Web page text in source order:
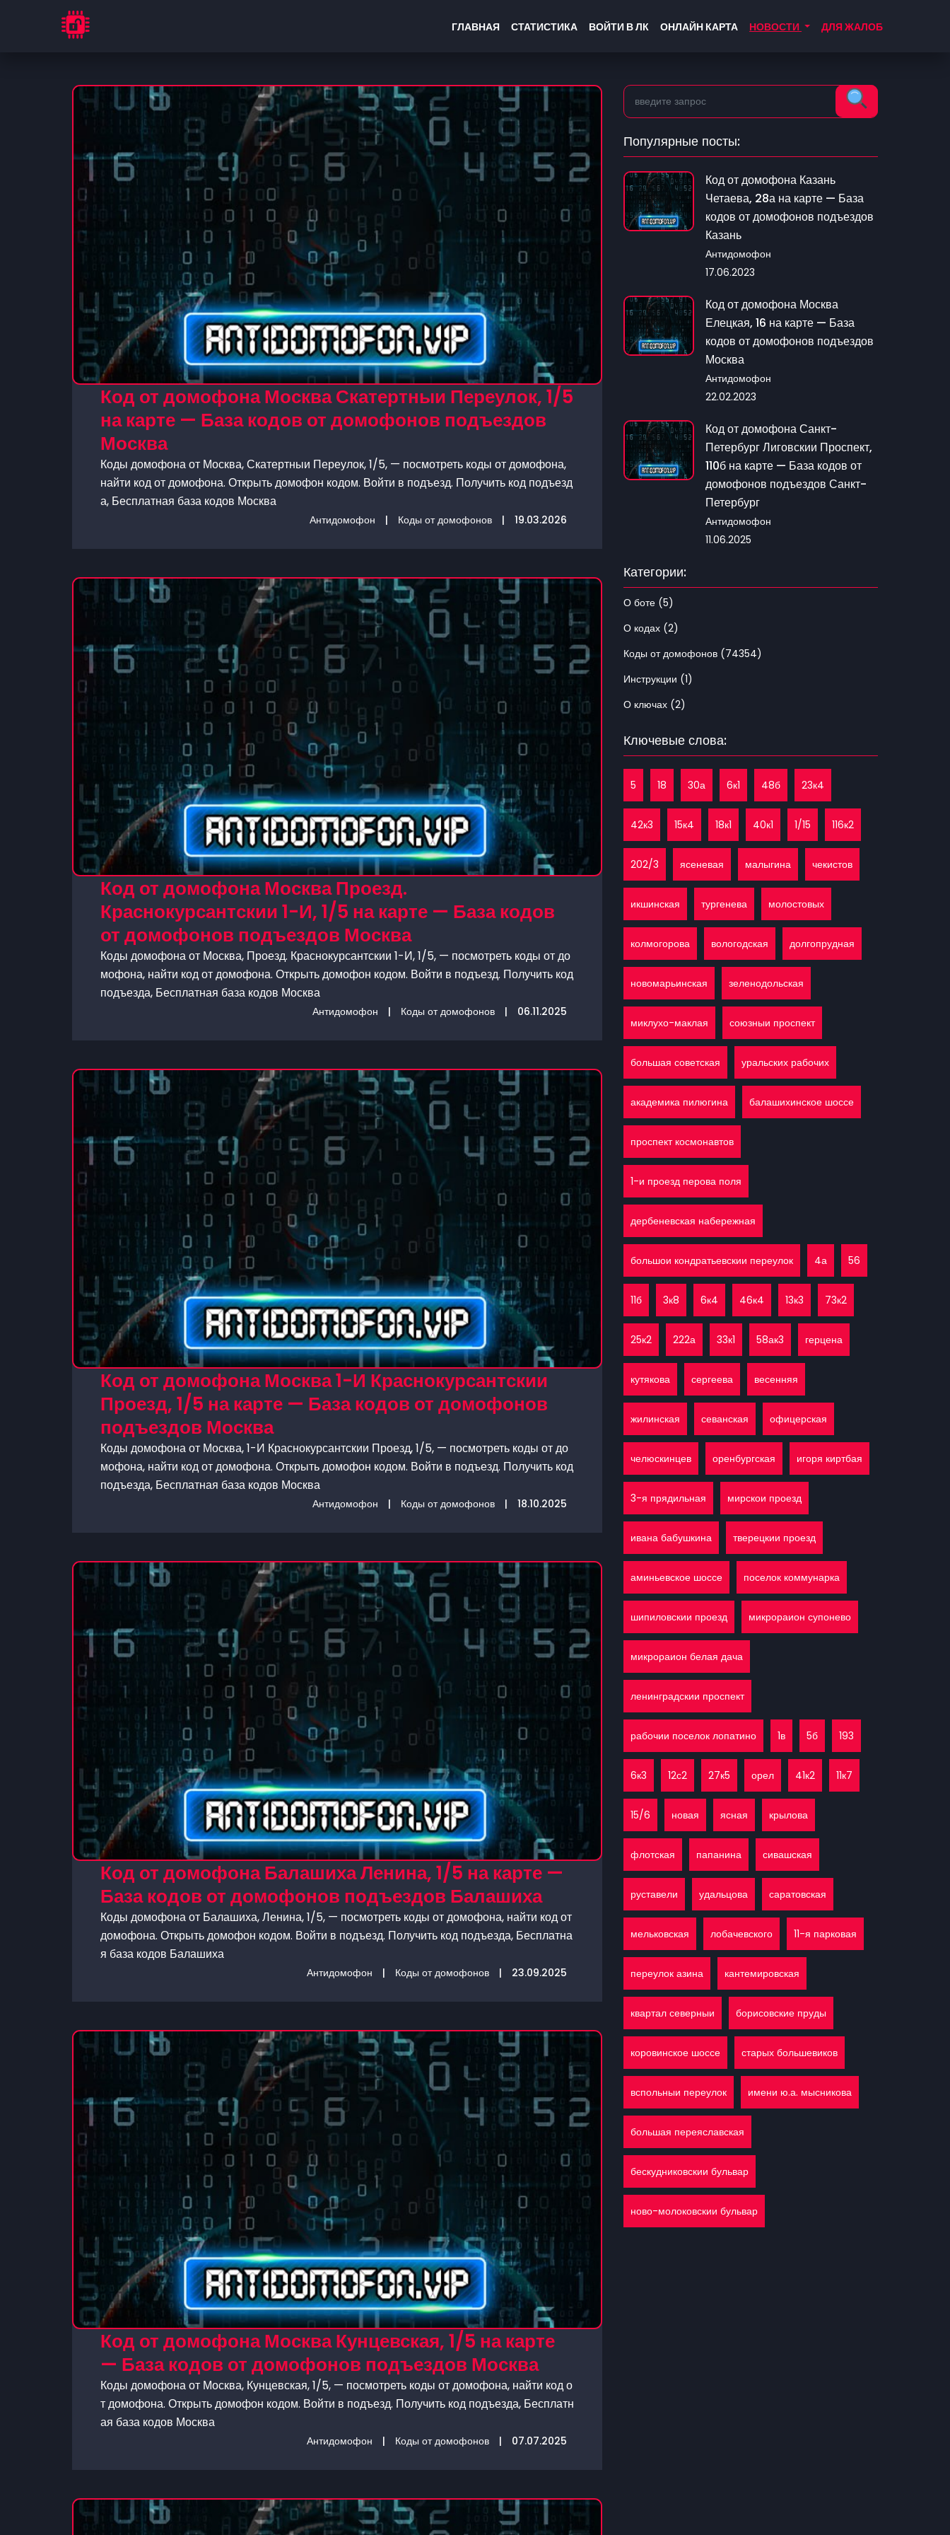
ГЛАВНАЯ СТАТИСТИКА ВОЙТИ В ЛК ОНЛАЙН КАРТА НОВОСТИ ДЛЯ ЖАЛОБ
Код от домофона Москва Скатертныи Переулок, 1/5
на карте — База кодов от домофонов подъездов
Москва
Коды домофона от Москва, Скатертныи Переулок, 1/5, — посмотреть коды от домофона,
найти код от домофона. Открыть домофон кодом. Войти в подъезд. Получить код подъезд
а, Бесплатная база кодов Москва
Антидомофон | Коды от домофонов | 19.03.2026
Код от домофона Москва Проезд.
Краснокурсантскии 1-И, 1/5 на карте — База кодов
от домофонов подъездов Москва
Коды домофона от Москва, Проезд. Краснокурсантскии 1-И, 1/5, — посмотреть коды от до
мофона, найти код от домофона. Открыть домофон кодом. Войти в подъезд. Получить код
подъезда, Бесплатная база кодов Москва
Антидомофон | Коды от домофонов | 06.11.2025
Код от домофона Москва 1-И Краснокурсантскии
Проезд, 1/5 на карте — База кодов от домофонов
подъездов Москва
Коды домофона от Москва, 1-И Краснокурсантскии Проезд, 1/5, — посмотреть коды от до
мофона, найти код от домофона. Открыть домофон кодом. Войти в подъезд. Получить код
подъезда, Бесплатная база кодов Москва
Антидомофон | Коды от домофонов | 18.10.2025
Код от домофона Балашиха Ленина, 1/5 на карте —
База кодов от домофонов подъездов Балашиха
Коды домофона от Балашиха, Ленина, 1/5, — посмотреть коды от домофона, найти код от
домофона. Открыть домофон кодом. Войти в подъезд. Получить код подъезда, Бесплатна
я база кодов Балашиха
Антидомофон | Коды от домофонов | 23.09.2025
Код от домофона Москва Кунцевская, 1/5 на карте
— База кодов от домофонов подъездов Москва
Коды домофона от Москва, Кунцевская, 1/5, — посмотреть коды от домофона, найти код о
т домофона. Открыть домофон кодом. Войти в подъезд. Получить код подъезда, Бесплатн
ая база кодов Москва
Антидомофон | Коды от домофонов | 07.07.2025
Популярные посты:
Код от домофона Казань
Четаева, 28а на карте — База
кодов от домофонов подъездов
Казань
Антидомофон
17.06.2023
Код от домофона Москва
Елецкая, 16 на карте — База
кодов от домофонов подъездов
Москва
Антидомофон
22.02.2023
Код от домофона Санкт-
Петербург Лиговскии Проспект,
110б на карте — База кодов от
домофонов подъездов Санкт-
Петербург
Антидомофон
11.06.2025
Категории:
О боте (5)
О кодах (2)
Коды от домофонов (74354)
Инструкции (1)
О ключах (2)
Ключевые слова:
5 18 30а 6к1 48б 23к4
42к3 15к4 18к1 40к1 1/15 116к2
202/3 ясеневая малыгина чекистов
икшинская тургенева молостовых
колмогорова вологодская долгопрудная
новомарьинская зеленодольская
миклухо-маклая союзныи проспект
большая советская уральских рабочих
академика пилюгина балашихинское шоссе
проспект космонавтов
1-и проезд перова поля
дербеневская набережная
большои кондратьевскии переулок 4а 56
11б 3к8 6к4 46к4 13к3 73к2
25к2 222а 33к1 58ак3 герцена
кутякова сергеева весенняя
жилинская севанская офицерская
челюскинцев оренбургская игоря киртбая
3-я прядильная мирскои проезд
ивана бабушкина тверецкии проезд
аминьевское шоссе поселок коммунарка
шипиловскии проезд микрораион супонево
микрораион белая дача
ленинградскии проспект
рабочии поселок лопатино 1в 5б 193
6к3 12с2 27к5 орел 41к2 11к7
15/6 новая ясная крылова
флотская папанина сивашская
руставели удальцова саратовская
мельковская лобачевского 11-я парковая
переулок азина кантемировская
квартал северныи борисовские пруды
коровинское шоссе старых большевиков
вспольныи переулок имени ю.а. мысникова
большая переяславская
бескудниковскии бульвар
ново-молоковскии бульвар